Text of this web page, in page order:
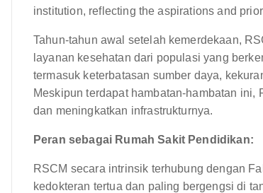
institution, reflecting the aspirations and
Tahun-tahun awal setelah kemerdekaan,
layanan kesehatan dari populasi yang
termasuk keterbatasan sumber daya,
Meskipun terdapat hambatan-hambatan
dan meningkatkan infrastrukturnya.
Peran sebagai Rumah Sakit Pendidikan:
RSCM secara intrinsik terhubung dengan
kedokteran tertua dan paling bergengsi di